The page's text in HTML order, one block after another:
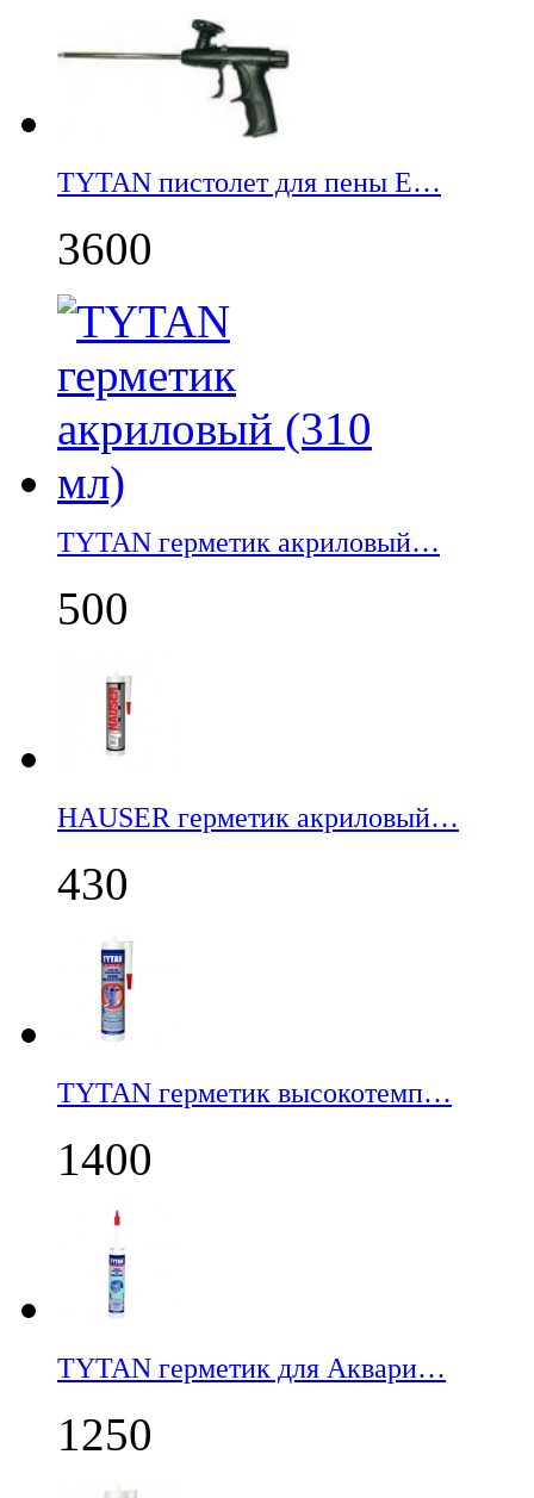
TYTAN пистолет для пены E…
3600
TYTAN герметик акриловый…
500
НАUSER герметик акриловый…
430
TYTAN герметик высокотемп…
1400
TYTAN герметик для Аквари…
1250